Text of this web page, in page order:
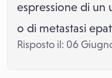
espressione di un
o di metastasi
Risposto il: 06